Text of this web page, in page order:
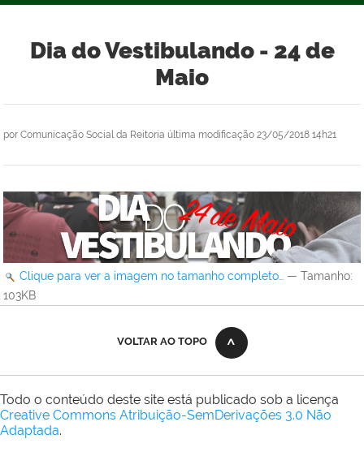
Dia do Vestibulando - 24 de
Maio
por Comunicação Social da Reitoria última modificação 23/05/2018 14h21
Clique para ver a imagem no tamanho completo… — Tamanho:
103KB
VOLTAR AO TOPO
Todo o conteúdo deste site está publicado sob a licença
Creative Commons Atribuição-SemDerivações 3.0 Não
Adaptada.